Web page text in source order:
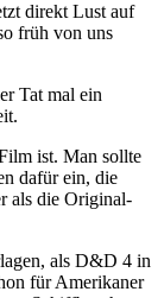
direkt Lust auf
früh von uns
Tat mal ein
ist. Man sollte
dafür ein, die
als die Original-
als D&D 4 in
für Amerikaner